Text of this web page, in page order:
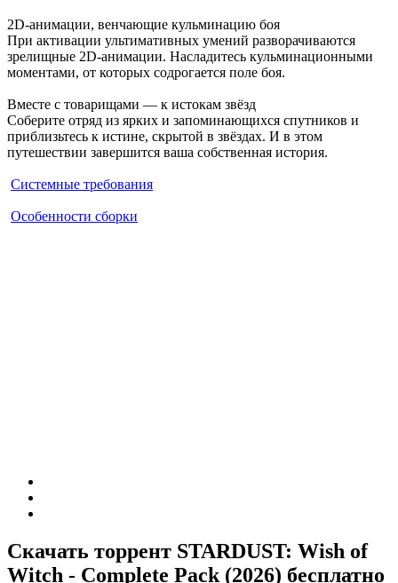
2D-анимации, венчающие кульминацию боя
При активации ультимативных умений разворачиваются
зрелищные 2D-анимации. Насладитесь кульминационными
моментами, от которых содрогается поле боя.
Вместе с товарищами — к истокам звёзд
Соберите отряд из ярких и запоминающихся спутников и
приблизьтесь к истине, скрытой в звёздах. И в этом
путешествии завершится ваша собственная история.
Системные требования
Особенности сборки
Скачать торрент STARDUST: Wish of
Witch - Complete Pack (2026) бесплатно